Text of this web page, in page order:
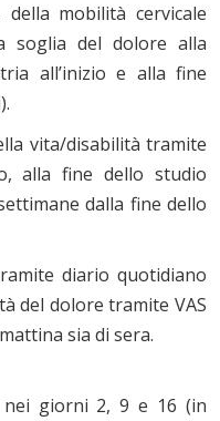
mobilità cervicale
soglia del dolore alla
all’inizio e alla fine
vita/disabilità tramite
alla fine dello studio
dalla fine dello
diario quotidiano
del dolore tramite VAS
sia di sera.
nei giorni 2, 9 e 16 (in